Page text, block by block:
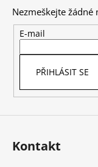
Nezmeškejte žádné
E-mail
PŘIHLÁSIT SE
Kontakt